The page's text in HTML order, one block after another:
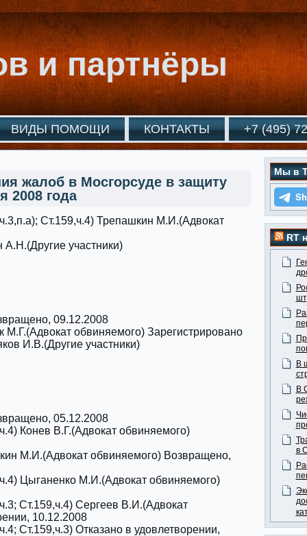
и партнёры
ВИДЫ ПОМОЩИ КОНТАКТЫ +7 (495)
жалоб в Мосгорсуде в защиту
2008 года
Cт.159,ч.4) Трепашкин М.И.(Адвокат
участники)
09.12.2008
обвиняемого) Зарегистрировано
И.В.(Другие участники)
05.12.2008
Конев В.Г.(Адвокат обвиняемого)
М.И.(Адвокат обвиняемого) Возвращено,
Цыганенко М.И.(Адвокат обвиняемого)
Cт.159,ч.4) Сергеев В.И.(Адвокат
10.12.2008
Cт.159,ч.3) Отказано в удовлетворении,
Мы в
RT
В
В
в